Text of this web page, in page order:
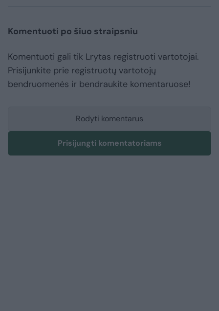
Komentuoti po šiuo straipsniu
Komentuoti gali tik Lrytas registruoti vartotojai.
Prisijunkite prie registruotų vartotojų
bendruomenės ir bendraukite komentaruose!
Rodyti komentarus
Prisijungti komentatoriams